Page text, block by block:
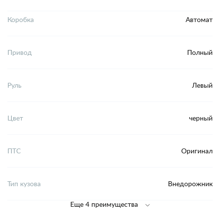
Коробка Автомат
Привод Полный
Руль Левый
Цвет черный
ПТС Оригинал
Тип кузова Внедорожник
Еще 4 преимущества